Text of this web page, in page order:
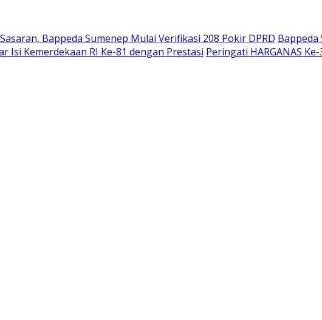
Bappeda Sumenep Mulai Verifikasi 208 Pokir DPRD Bappeda
Isi Kemerdekaan RI Ke-81 dengan Prestasi Peringati HARGANAS